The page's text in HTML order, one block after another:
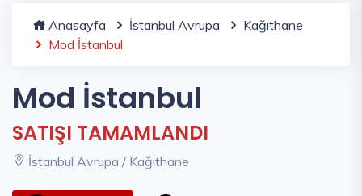
Anasayfa İstanbul Avrupa
Kağıthane
Mod İstanbul
Mod İstanbul
SATIŞI TAMAMLANDI
İstanbul Avrupa / Kağıthane